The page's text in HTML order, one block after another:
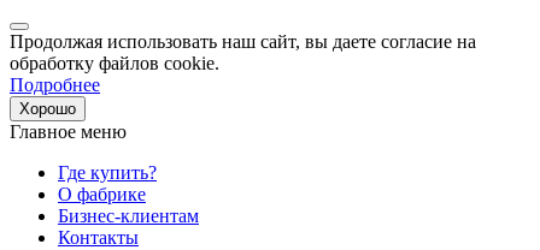
Продолжая использовать наш сайт, вы даете согласие на
обработку файлов cookie.
Подробнее
Хорошо
Главное меню
Где купить?
О фабрике
Бизнес-клиентам
Контакты